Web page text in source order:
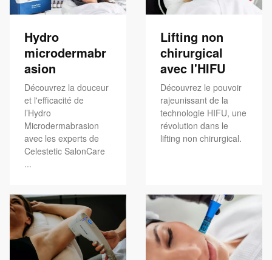
Hydro
microdermabr
asion
Découvrez la douceur
et l'efficacité de
l’Hydro
Microdermabrasion
avec les experts de
Celestetic SalonCare
...
Lifting non
chirurgical
avec l'HIFU
Découvrez le pouvoir
rajeunissant de la
technologie HIFU, une
révolution dans le
lifting non chirurgical.